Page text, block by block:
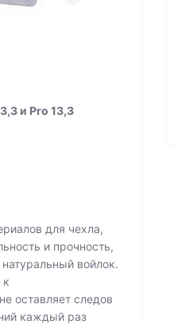
и Pro 13,3
для чехла,
и прочность,
войлок.
к
оставляет следов
каждый раз